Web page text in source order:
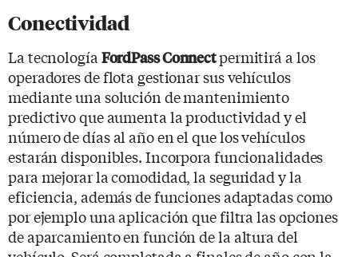
Conectividad
La tecnología FordPass Connectpermitirá a los
operadores de flota gestionar sus vehículos
mediante una solución de mantenimiento
predictivo que aumenta la productividad y el
número de días al año en el que los vehículos
estarán disponibles. Incorpora funcionalidades
para mejorar la comodidad, la seguridad y la
eficiencia, además de funciones adaptadas como
por ejemplo una aplicación que filtra las opciones
de aparcamiento en función de la altura del